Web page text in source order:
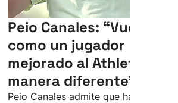
Peio Canales: “Vuelvo
como un jugador
mejorado al Athletic, de
manera diferente”
Peio Canales admite que ha pasado